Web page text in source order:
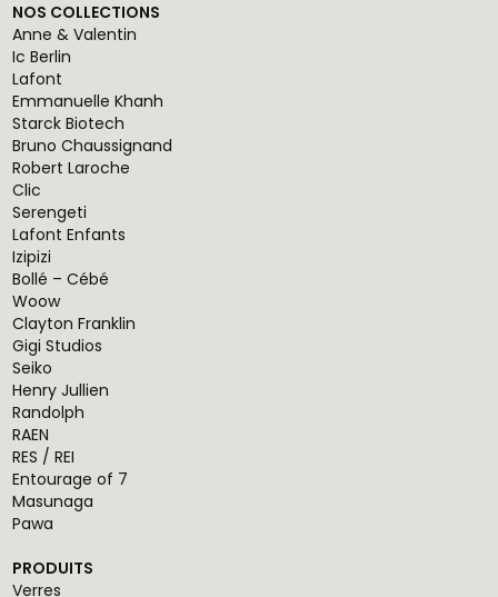
NOS COLLECTIONS
Anne & Valentin
Ic Berlin
Lafont
Emmanuelle Khanh
Starck Biotech
Bruno Chaussignand
Robert Laroche
Clic
Serengeti
Lafont Enfants
Izipizi
Bollé – Cébé
Woow
Clayton Franklin
Gigi Studios
Seiko
Henry Jullien
Randolph
RAEN
RES / REI
Entourage of 7
Masunaga
Pawa
PRODUITS
Verres